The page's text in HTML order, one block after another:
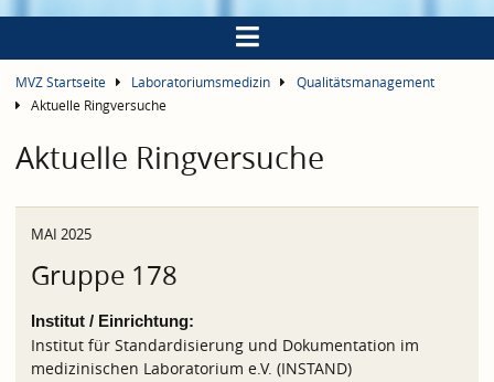
MVZ Startseite Laboratoriumsmedizin
Qualitätsmanagement
Aktuelle Ringversuche
Aktuelle Ringversuche
MAI 2025
Gruppe 178
Institut / Einrichtung:
Institut für Standardisierung und Dokumentation im
medizinischen Laboratorium e.V. (INSTAND)